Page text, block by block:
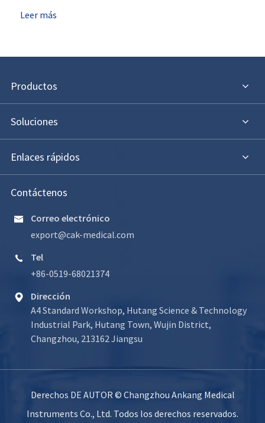
Leer más
Productos
Soluciones
Enlaces rápidos
Contáctenos

Correo electrónico
export@cak-medical.com

Tel
+86-0519-68021374

Dirección
A4 Standard Workshop, Hutang Science & Technology
Industrial Park, Hutang Town, Wujin District,
Changzhou, 213162 Jiangsu
Derechos DE AUTOR © Changzhou Ankang Medical
Instruments Co., Ltd. Todos los derechos reservados.